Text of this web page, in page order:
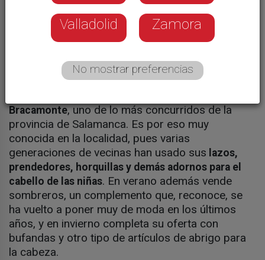
20/09/2023
María Nieto
Mª José lleva más de 30 años montando cada
Bracamonte, uno de lo más concurridos de la
provincia de Salamanca. Es por eso muy
conocida en la localidad, pues varias
generaciones de vecinas han usado sus lazos,
prendedores, horquillas y demás adornos para el
cabello de las niñas. En verano además vende
sombreros, un complemento que, reconoce, se
ha vuelto a poner muy de moda en los últimos
años, y en invierno completa su oferta con
bufandas y otro tipo de artículos de abrigo para
la cabeza.
Valladolid Zamora
No mostrar preferencias